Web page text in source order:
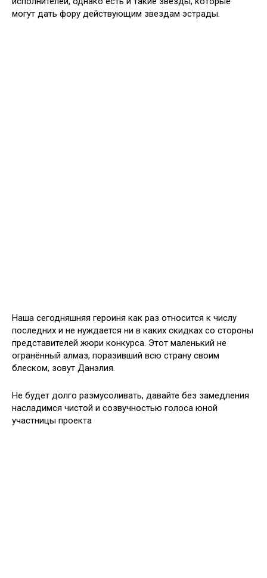
могут дать фору действующим звездам эстрады.
Наша сегодняшняя героиня как раз относится к числу
последних и не нуждается ни в каких скидках со стороны
представителей жюри конкурса. Этот маленький не
огранённый алмаз, поразивший всю страну своим
блеском, зовут Данэлия.
Не будет долго размусоливать, давайте без замедления
насладимся чистой и созвучностью голоса юной
участницы проекта